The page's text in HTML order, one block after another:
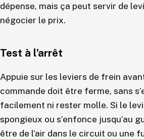
dépense, mais ça peut servir de
négocier le prix.
Test à l’arrêt
Appuie sur les leviers de frein
commande doit être ferme, sans
facilement ni rester molle. Si le
spongieux ou s’enfonce jusqu’au
être de l’air dans le circuit ou une